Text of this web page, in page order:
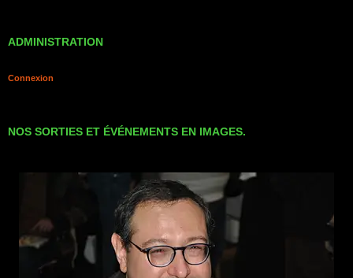
ADMINISTRATION
Connexion
NOS SORTIES ET ÉVÉNEMENTS EN IMAGES.